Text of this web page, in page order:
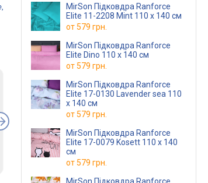
MirSon Підковдра Ranforce
Elite 11-2208 Mint 110 x 140 см
от579 грн.
MirSon Підковдра Ranforce
Elite Dino 110 x 140 см
от579 грн.
MirSon Підковдра Ranforce
Elite 17-0130 Lavender sea 110
x 140 см
от579 грн.
MirSon Підковдра Ranforce
Elite 17-0079 Kosett 110 x 140
см
от579 грн.